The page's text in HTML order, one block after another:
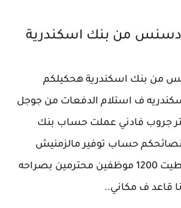
من بنك اسكندرية
من بنك اسكندرية هحكيلكم
ف استلام الدفعات من جوجل
جروب فادني عملت حساب بنك
حساب توفير مالزمنيش
بمبلغ معين انا حطيت 1200 موظفين محترمين بصراحه
قاعد ف مكاني..